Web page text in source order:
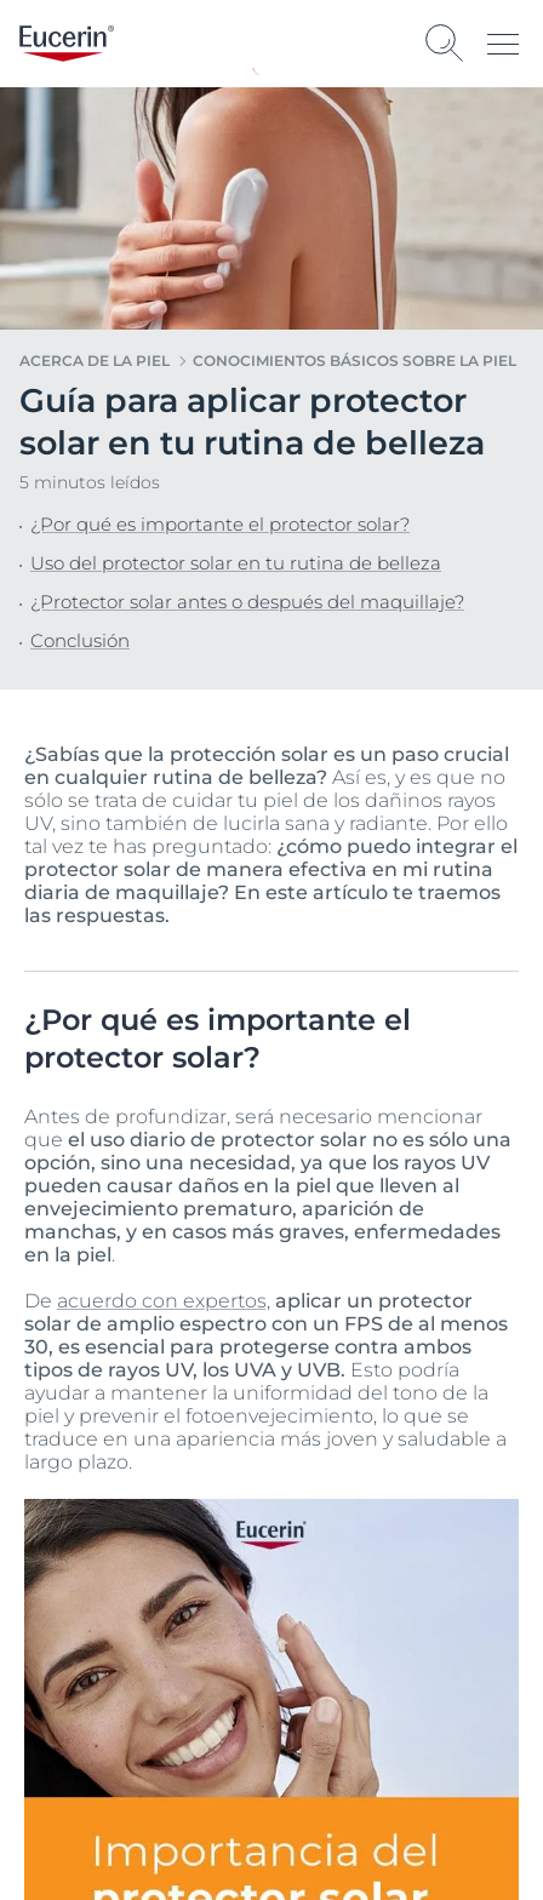
ACERCA DE LA PIEL CONOCIMIENTOS BÁSICOS SOBRE LA PIEL
Guía para aplicar protector
solar en tu rutina de belleza
5 minutos leídos
¿Por qué es importante el protector solar?
Uso del protector solar en tu rutina de belleza
¿Protector solar antes o después del maquillaje?
Conclusión
¿Sabías que la protección solar es un paso crucial
en cualquier rutina de belleza? Así es, y es que no
sólo se trata de cuidar tu piel de los dañinos rayos
UV, sino también de lucirla sana y radiante. Por ello
tal vez te has preguntado: ¿cómo puedo integrar el
protector solar de manera efectiva en mi rutina
diaria de maquillaje? En este artículo te traemos
las respuestas.
¿Por qué es importante el
protector solar?
Antes de profundizar, será necesario mencionar
que el uso diario de protector solar no es sólo una
opción, sino una necesidad, ya que los rayos UV
pueden causar daños en la piel que lleven al
envejecimiento prematuro, aparición de
manchas, y en casos más graves, enfermedades
en la piel.
De acuerdo con expertos, aplicar un protector
solar de amplio espectro con un FPS de al menos
30, es esencial para protegerse contra ambos
tipos de rayos UV, los UVA y UVB. Esto podría
ayudar a mantener la uniformidad del tono de la
piel y prevenir el fotoenvejecimiento, lo que se
traduce en una apariencia más joven y saludable a
largo plazo.